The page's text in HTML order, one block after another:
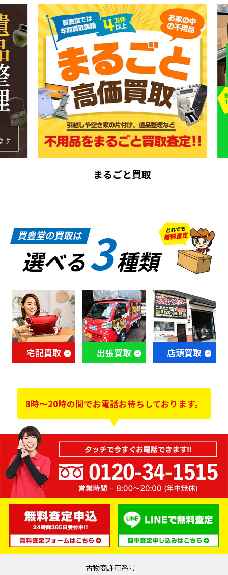
まるごと買取
買豊堂の買取は
選べる3種類
宅配買取 出張買取 店頭買取
8時～20時の間でお電話お待ちしております。
古物商許可番号